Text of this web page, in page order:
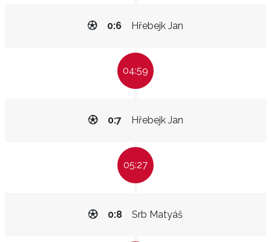
Hřebejk Jan
0:6
04:59
Hřebejk Jan
0:7
05:27
Srb Matyáš
0:8